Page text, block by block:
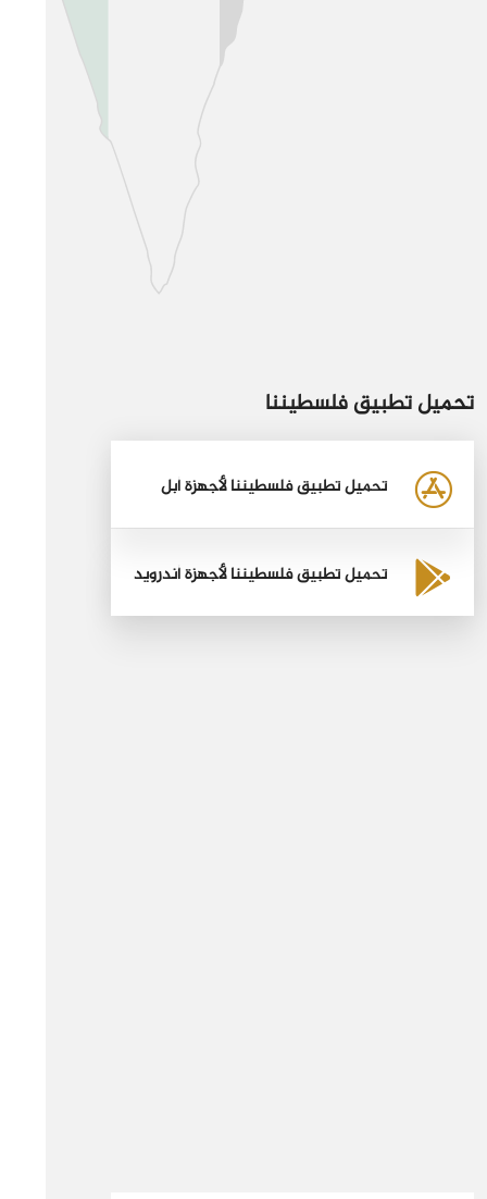
تحميل تطبيق فلسطيننا
تحميل تطبيق فلسطيننا لأجهزة أبل
تحميل تطبيق فلسطيننا لأجهزة أندرويد